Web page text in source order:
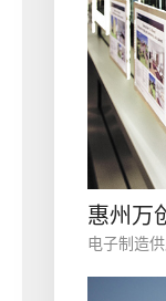
惠州万
电子制造